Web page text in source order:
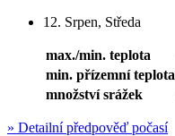
12. Srpen, Středa
max./min. teplota
min. přízemní teplota
množství srážek
» Detailní předpověď počasí